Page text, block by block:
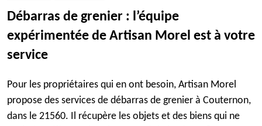
Débarras de grenier : l’équipe
expérimentée de Artisan Morel est à votre
service
Pour les propriétaires qui en ont besoin, Artisan Morel
propose des services de débarras de grenier à Couternon,
dans le 21560. Il récupère les objets et des biens qui ne